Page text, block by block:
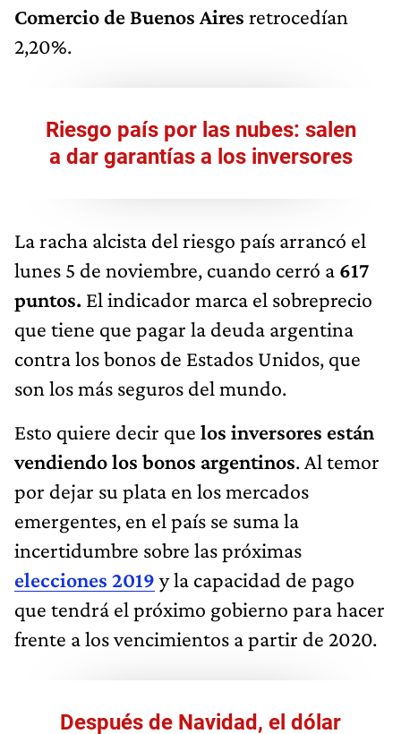
Comercio de Buenos Aires retrocedían
2,20%.
Riesgo país por las nubes: salen
a dar garantías a los inversores
La racha alcista del riesgo país arrancó el
lunes 5 de noviembre, cuando cerró a 617
puntos. El indicador marca el sobreprecio
que tiene que pagar la deuda argentina
contra los bonos de Estados Unidos, que
son los más seguros del mundo.
Esto quiere decir que los inversores están
vendiendo los bonos argentinos. Al temor
por dejar su plata en los mercados
emergentes, en el país se suma la
incertidumbre sobre las próximas
elecciones 2019 y la capacidad de pago
que tendrá el próximo gobierno para hacer
frente a los vencimientos a partir de 2020.
Después de Navidad, el dólar